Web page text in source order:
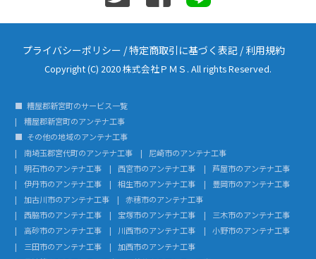
プライバシーポリシー /特定商取引に基づく表記 /利用規約
Copyright (C) 2020 株式会社ＰＭＳ. All rights Reserved.
糟屋郡新宮町のサービス一覧
糟屋郡新宮町のアンテナ工事
その他の地域のアンテナ工事
南埼玉郡宮代町のアンテナ工事
尼崎市のアンテナ工事
明石市のアンテナ工事
西宮市のアンテナ工事
芦屋市のアンテナ工事
伊丹市のアンテナ工事
相生市のアンテナ工事
豊岡市のアンテナ工事
加古川市のアンテナ工事
赤穂市のアンテナ工事
西脇市のアンテナ工事
宝塚市のアンテナ工事
三木市のアンテナ工事
高砂市のアンテナ工事
川西市のアンテナ工事
小野市のアンテナ工事
三田市のアンテナ工事
加西市のアンテナ工事